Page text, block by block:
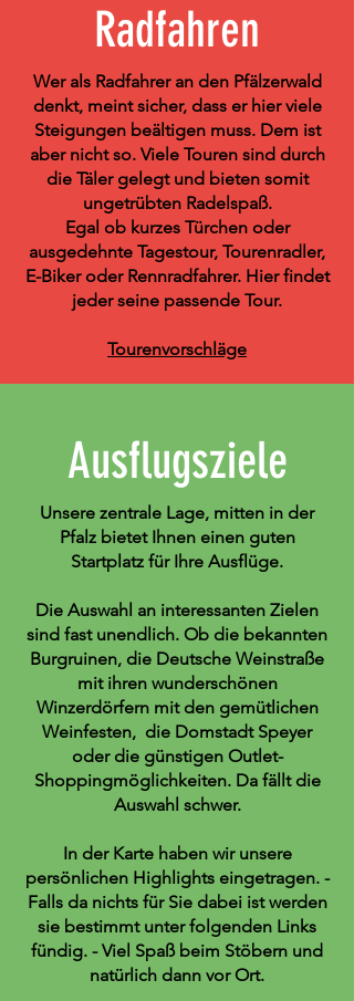
Radfahren
Wer als Radfahrer an den Pfälzerwald
denkt, meint sicher, dass er hier viele
Steigungen beältigen muss. Dem ist
aber nicht so. Viele Touren sind durch
die Täler gelegt und bieten somit
ungetrübten Radelspaß.
Egal ob kurzes Türchen oder
ausgedehnte Tagestour, Tourenradler,
E-Biker oder Rennradfahrer. Hier findet
jeder seine passende Tour.
Tourenvorschläge
Ausflugsziele
Unsere zentrale Lage, mitten in der
Pfalz bietet Ihnen einen guten
Startplatz für Ihre Ausflüge.
Die Auswahl an interessanten Zielen
sind fast unendlich. Ob die bekannten
Burgruinen, die Deutsche Weinstraße
mit ihren wunderschönen
Winzerdörfern mit den gemütlichen
Weinfesten, die Domstadt Speyer
oder die günstigen Outlet-
Shoppingmöglichkeiten. Da fällt die
Auswahl schwer.
In der Karte haben wir unsere
persönlichen Highlights eingetragen. -
Falls da nichts für Sie dabei ist werden
sie bestimmt unter folgenden Links
fündig. - Viel Spaß beim Stöbern und
natürlich dann vor Ort.